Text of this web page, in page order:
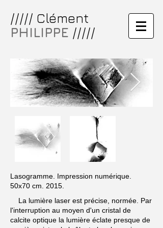
///// Clément
PHILIPPE /////
Lasogramme. Impression numérique.
50x70 cm. 2015.
La lumière laser est précise, normée. Par
l'interruption au moyen d'un cristal de
calcite optique la lumière éclate presque de